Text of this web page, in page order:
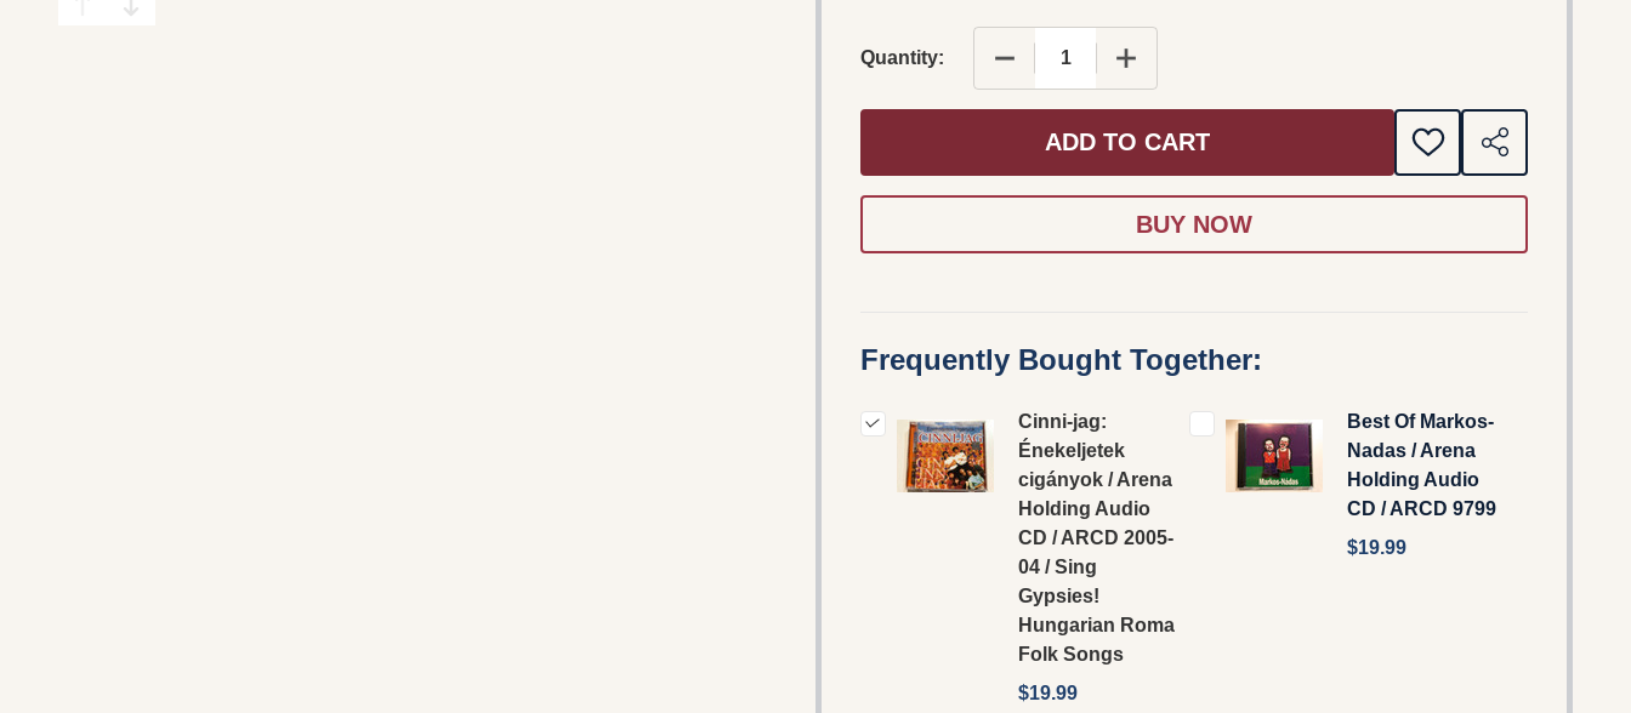
Quantity: DECREASE QUANTITY OF CINNI-JAG: ÉNEKELJETEK CIGÁNYOK
INCREASE QUANTITY OF CINNI-JAG: ÉNEKELJETEK
ADD TO CART
ADD
TO
SHARE
Frequently Bought Together:
Cinni-jag:
Énekeljetek
cigányok / Arena
Holding Audio
CD / ARCD 2005-
04 / Sing
Gypsies!
Hungarian Roma
Folk Songs
$19.99
Best Of Markos-
Nadas / Arena
Holding Audio
CD / ARCD 9799
$19.99